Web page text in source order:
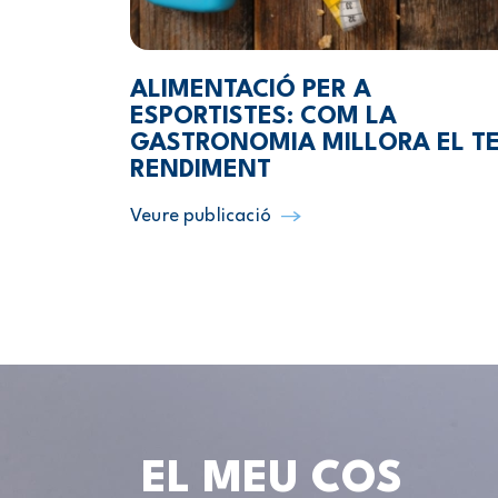
ALIMENTACIÓ PER A
ESPORTISTES: COM LA
GASTRONOMIA MILLORA EL
RENDIMENT
Veure publicació
EL MEU COS